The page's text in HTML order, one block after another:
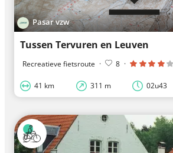
Pasar vzw
Tussen Tervuren en Leuven
Recreatieve fietsroute · 8 ·
41 km 311 m 02u43